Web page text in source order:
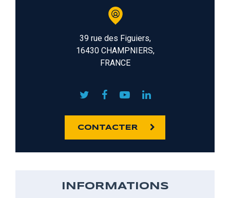
39 rue des Figuiers,
16430 CHAMPNIERS,
FRANCE
CONTACTER
INFORMATIONS